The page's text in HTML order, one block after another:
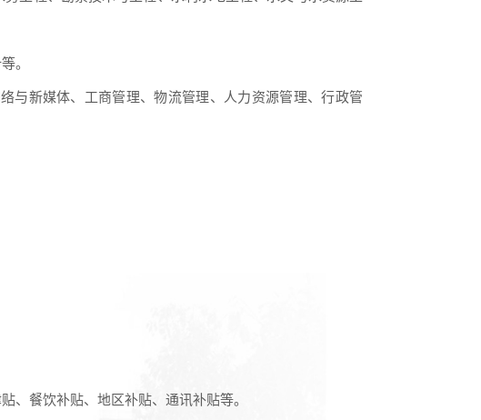
。
与新媒体、工商管理、物流管理、人力资源管理、行政管
、餐饮补贴、地区补贴、通讯补贴等。